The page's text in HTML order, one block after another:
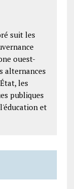
suit les
ouest-
alternances
les
publiques
et